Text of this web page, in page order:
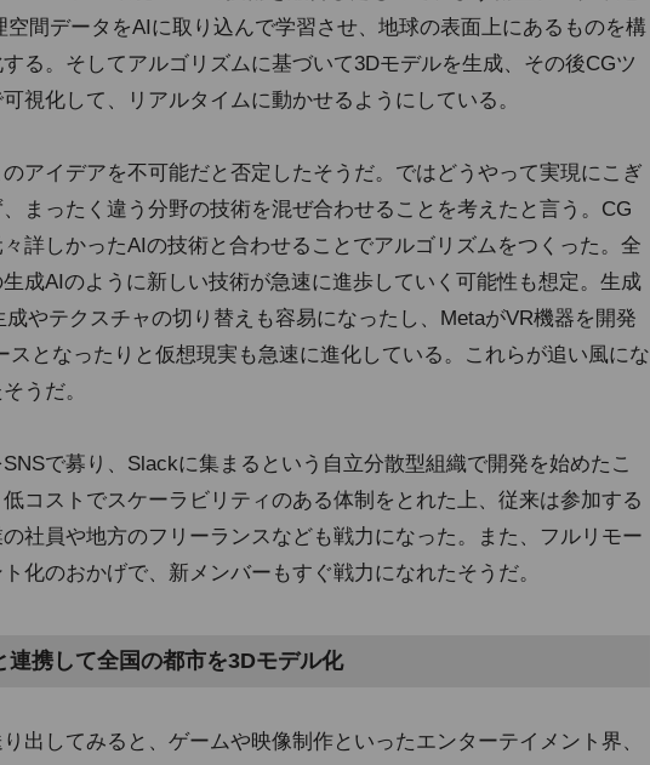
間データをAIに取り込んで学習させ、地球の表面上にあるものを構
る。そしてアルゴリズムに基づいて3Dモデルを生成、その後CGツ
視化して、リアルタイムに動かせるようにしている。
アイデアを不可能だと否定したそうだ。ではどうやって実現にこぎ
まったく違う分野の技術を混ぜ合わせることを考えたと言う。CG
詳しかったAIの技術と合わせることでアルゴリズムをつくった。全
成AIのように新しい技術が急速に進歩していく可能性も想定。生成
やテクスチャの切り替えも容易になったし、MetaがVR機器を開発
スとなったりと仮想現実も急速に進化している。これらが追い風にな
うだ。
で募り、Slackに集まるという自立分散型組織で開発を始めたこ
コストでスケーラビリティのある体制をとれた上、従来は参加する
社員や地方のフリーランスなども戦力になった。また、フルリモー
化のおかげで、新メンバーもすぐ戦力になれたそうだ。
連携して全国の都市を3Dモデル化
出してみると、ゲームや映像制作といったエンターテイメント界、